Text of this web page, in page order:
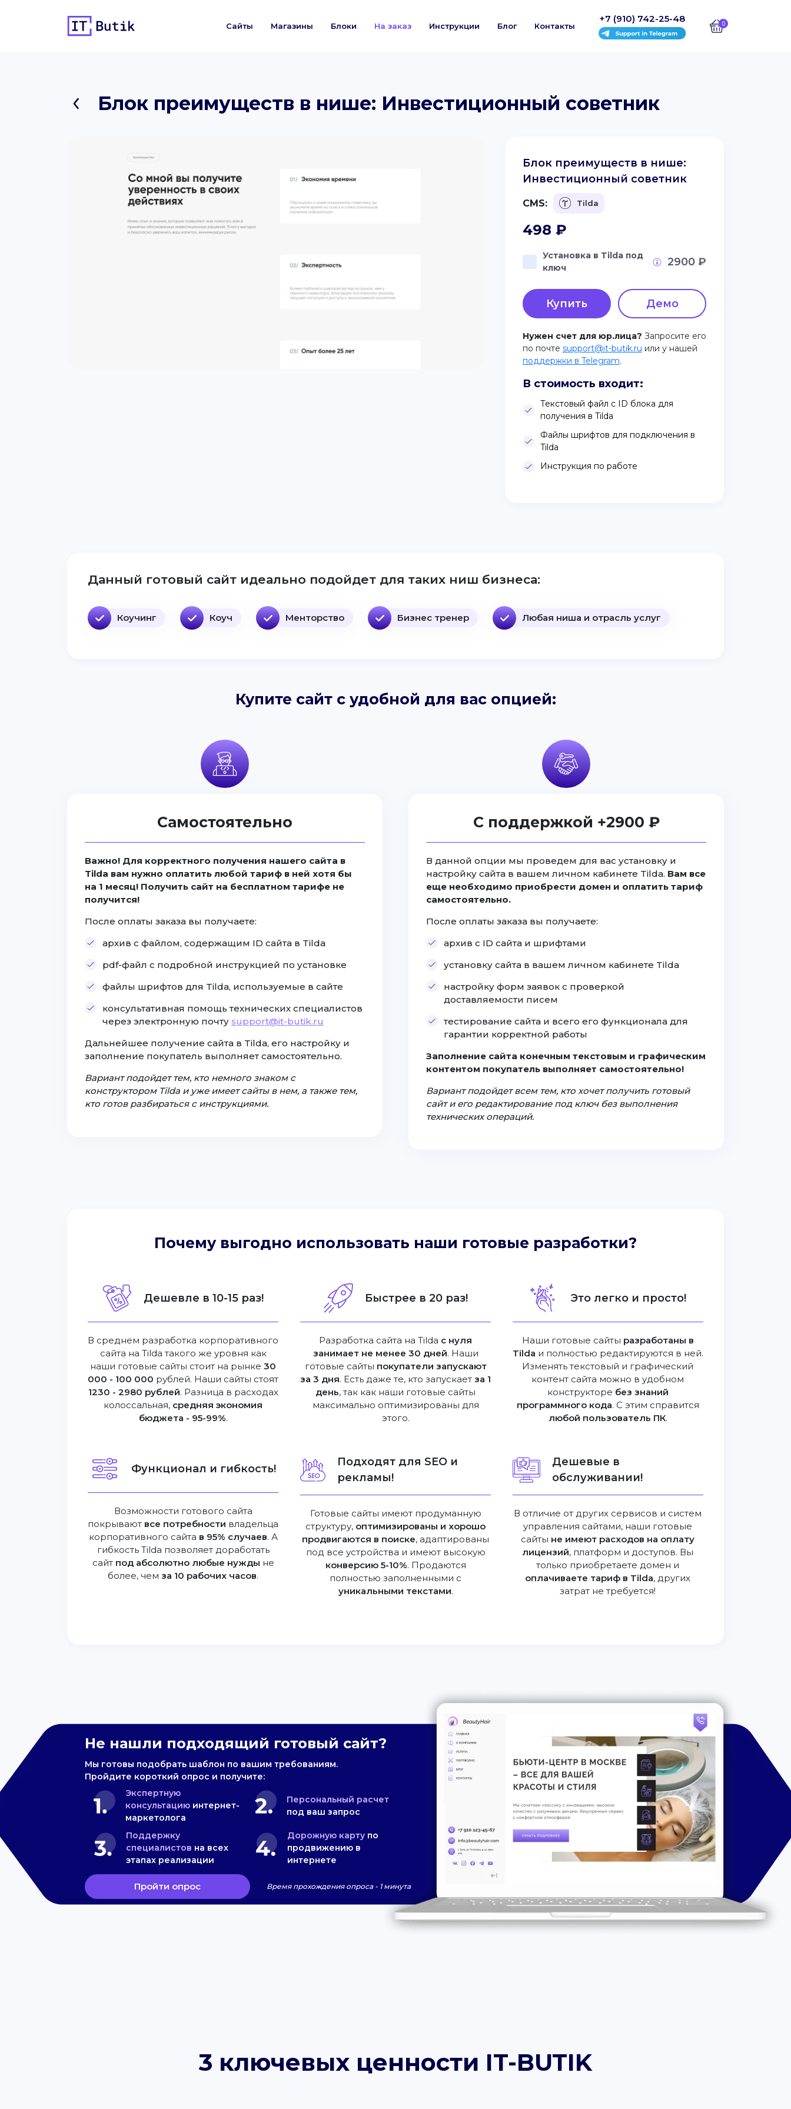
Сайты Магазины Блоки На заказ Инструкции Блог Контакты
+7 (910) 742-25-48 0
Блок преимуществ в нише: Инвестиционный советник
Блок преимуществ в нише:
Инвестиционный советник
CMS: Tilda
498 ₽
Установка в Tilda под
ключ
2900 ₽
Купить Демо
Нужен счет для юр.лица? Запросите его
по почте support@it-butik.ru или у нашей
поддержки в Telegram.
В стоимость входит:
Текстовый файл с ID блока для
получения в Tilda
Файлы шрифтов для подключения в
Tilda
Инструкция по работе
Данный готовый сайт идеально подойдет для таких ниш бизнеса:
Коучинг Коуч Менторство Бизнес тренер Любая ниша и отрасль услуг
Купите сайт с удобной для вас опцией:
Самостоятельно
Важно! Для корректного получения нашего сайта в
Tilda вам нужно оплатить любой тариф в ней хотя бы
на 1 месяц! Получить сайт на бесплатном тарифе не
получится!
После оплаты заказа вы получаете:
архив с файлом, содержащим ID сайта в Tilda
pdf-файл с подробной инструкцией по установке
файлы шрифтов для Tilda, используемые в сайте
консультативная помощь технических специалистов
через электронную почту support@it-butik.ru
Дальнейшее получение сайта в Tilda, его настройку и
заполнение покупатель выполняет самостоятельно.
Вариант подойдет тем, кто немного знаком с
конструктором Tilda и уже имеет сайты в нем, а также тем,
кто готов разбираться с инструкциями.
С поддержкой +2900 ₽
В данной опции мы проведем для вас установку и
настройку сайта в вашем личном кабинете Tilda. Вам все
еще необходимо приобрести домен и оплатить тариф
самостоятельно.
После оплаты заказа вы получаете:
архив с ID сайта и шрифтами
установку сайта в вашем личном кабинете Tilda
настройку форм заявок с проверкой
доставляемости писем
тестирование сайта и всего его функционала для
гарантии корректной работы
Заполнение сайта конечным текстовым и графическим
контентом покупатель выполняет самостоятельно!
Вариант подойдет всем тем, кто хочет получить готовый
сайт и его редактирование под ключ без выполнения
технических операций.
Почему выгодно использовать наши готовые разработки?
Дешевле в 10-15 раз!
В среднем разработка корпоративного
сайта на Tilda такого же уровня как
наши готовые сайты стоит на рынке30
000 - 100 000 рублей. Наши сайты стоят
1230 - 2980 рублей. Разница в расходах
колоссальная, средняя экономия
бюджета - 95-99%.
Быстрее в 20 раз!
Разработка сайта на Tilda с нуля
занимает не менее 30 дней. Наши
готовые сайты покупатели запускают
за 3 дня. Есть даже те, кто запускает за 1
день, так как наши готовые сайты
максимально оптимизированы для
этого.
Это легко и просто!
Наши готовые сайты разработаны в
Tilda и полностью редактируются в ней.
Изменять текстовый и графический
контент сайта можно в удобном
конструкторе без знаний
программного кода. С этим справится
любой пользователь ПК.
Функционал и гибкость!
Возможности готового сайта
покрывают все потребности владельца
корпоративного сайта в 95% случаев. А
гибкость Tilda позволяет доработать
сайт под абсолютно любые нужды не
более, чемза 10 рабочих часов.
Подходят для SEO и
рекламы!
Готовые сайты имеют продуманную
структуру, оптимизированы и хорошо
продвигаются в поиске, адаптированы
под все устройства и имеют высокую
конверсию 5-10%. Продаются
полностью заполненными с
уникальными текстами.
Дешевые в
обслуживании!
В отличие от других сервисов и систем
управления сайтами, наши готовые
сайты не имеют расходов на оплату
лицензий, платформ и доступов. Вы
только приобретаете домен и
оплачиваете тариф в Tilda, других
затрат не требуется!
Не нашли подходящий готовый сайт?
Мы готовы подобрать шаблон по вашим требованиям.
Пройдите короткий опрос и получите:
Экспертную
консультацию интернет-
маркетолога
Персональный расчет
под ваш запрос
Поддержку
специалистов на всех
этапах реализации
Дорожную карту по
продвижению в
интернете
Пройти опрос Время прохождения опроса - 1 минута
3 ключевых ценности IT-BUTIK